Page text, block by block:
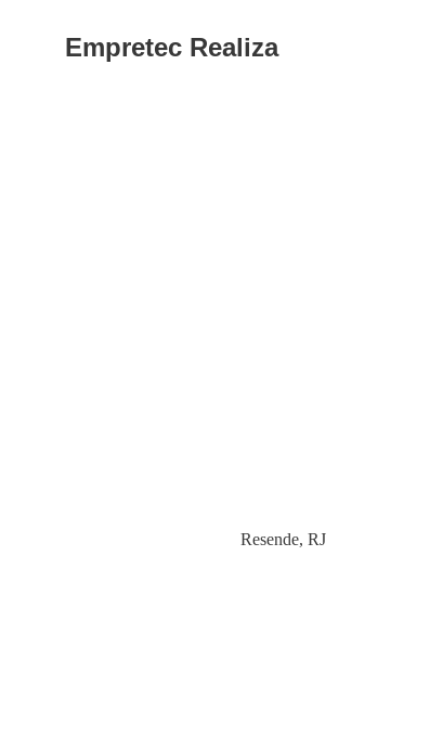
Empretec Realiza
Category
Resende, RJ